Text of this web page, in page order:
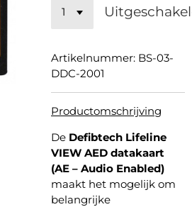
Artikelnummer: BS-03-
DDC-2001
Productomschrijving
De Defibtech Lifeline
VIEW AED datakaart
(AE – Audio Enabled)
maakt het mogelijk om
belangrijke